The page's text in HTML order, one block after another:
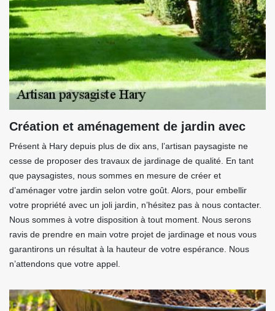
Création et aménagement de jardin avec
Présent à Hary depuis plus de dix ans, l’artisan paysagiste ne
cesse de proposer des travaux de jardinage de qualité. En tant
que paysagistes, nous sommes en mesure de créer et
d’aménager votre jardin selon votre goût. Alors, pour embellir
votre propriété avec un joli jardin, n’hésitez pas à nous contacter.
Nous sommes à votre disposition à tout moment. Nous serons
ravis de prendre en main votre projet de jardinage et nous vous
garantirons un résultat à la hauteur de votre espérance. Nous
n’attendons que votre appel.